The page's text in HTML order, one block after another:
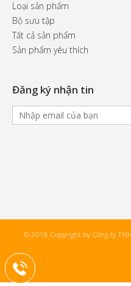
Loại sản phẩm
Bộ sưu tập
Tất cả sản phẩm
Sản phẩm yêu thích
Đăng ký nhận tin
© 2018 Copyright by Công ty
+84904542557